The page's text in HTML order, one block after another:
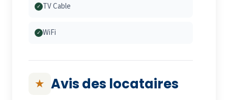
✓ TV Cable
✓ WiFi
★ Avis des locataires